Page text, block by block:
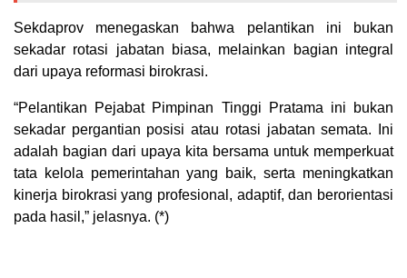
Sekdaprov menegaskan bahwa pelantikan ini bukan
sekadar rotasi jabatan biasa, melainkan bagian integral
dari upaya reformasi birokrasi.
“Pelantikan Pejabat Pimpinan Tinggi Pratama ini bukan
sekadar pergantian posisi atau rotasi jabatan semata. Ini
adalah bagian dari upaya kita bersama untuk memperkuat
tata kelola pemerintahan yang baik, serta meningkatkan
kinerja birokrasi yang profesional, adaptif, dan berorientasi
pada hasil,” jelasnya. (*)